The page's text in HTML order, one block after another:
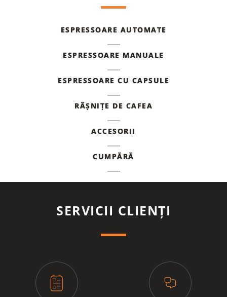
ESPRESSOARE AUTOMATE
ESPRESSOARE MANUALE
ESPRESSOARE CU CAPSULE
RÂȘNIȚE DE CAFEA
ACCESORII
CUMPĂRĂ
SERVICII CLIENȚI